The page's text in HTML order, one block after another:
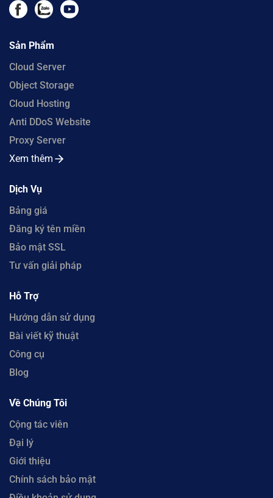
Sản Phẩm
Cloud Server
Object Storage
Cloud Hosting
Anti DDoS Website
Proxy Server
Xem thêm
Dịch Vụ
Bảng giá
Đăng ký tên miền
Bảo mật SSL
Tư vấn giải pháp
Hỗ Trợ
Hướng dẫn sử dụng
Bài viết kỹ thuật
Công cụ
Blog
Về Chúng Tôi
Cộng tác viên
Đại lý
Giới thiệu
Chính sách bảo mật